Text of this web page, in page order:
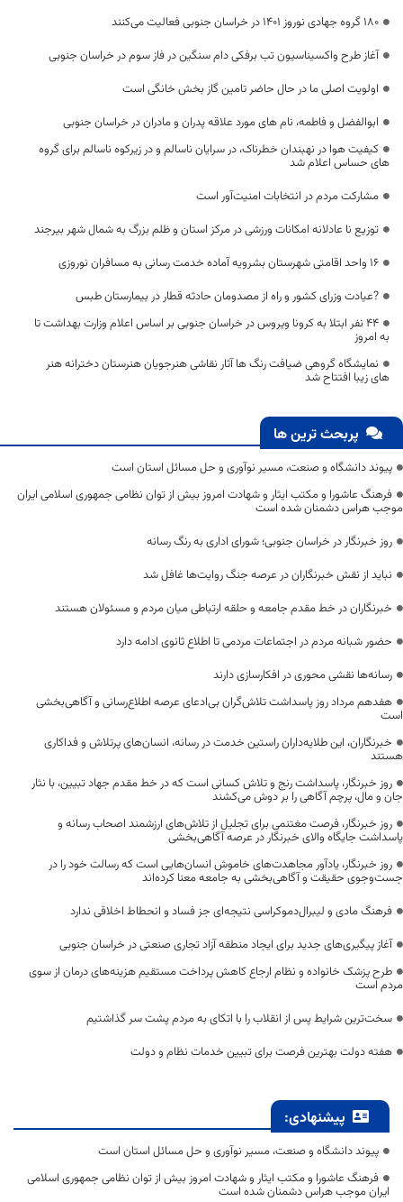
۱۸۰ گروه جهادی نوروز ۱۴۰۱ در خراسان جنوبی فعالیت می‌کنند
آغاز طرح واکسیناسیون تب برفکی دام سنگین در فاز سوم در خراسان جنوبی
اولویت اصلی ما در حال حاضر تامین گاز بخش خانگی است‌
ابوالفضل و فاطمه، نام های مورد علاقه پدران و مادران در خراسان جنوبی
کیفیت هوا در نهبندان خطرناک، در سرایان ناسالم و در زیرکوه ناسالم برای گروه
های حساس اعلام شد
مشارکت مردم در انتخابات امنیت‌آور است
توزیع نا عادلانه امکانات ورزشی در مرکز استان و ظلم بزرگ به شمال شهر بیرجند
16 واحد اقامتی شهرستان بشرویه آماده خدمت رسانی به مسافران نوروزی
?عیادت وزرای کشور و راه از مصدومان حادثه قطار در بیمارستان طبس
44 نفر ابتلا به کرونا ویروس در خراسان جنوبی بر اساس اعلام وزارت بهداشت تا
به امروز
نمایشگاه گروهی ضیافت رنگ ها آثار نقاشی هنرجویان هنرستان دخترانه هنر
های زیبا افتتاح شد
پربحث ترین ها
پیوند دانشگاه و صنعت، مسیر نوآوری و حل مسائل استان است
فرهنگ عاشورا و مکتب ایثار و شهادت امروز بیش از توان نظامی جمهوری اسلامی ایران
موجب هراس دشمنان شده است
روز خبرنگار در خراسان جنوبی؛ شورای اداری به رنگ رسانه
نباید از نقش خبرنگاران در عرصه جنگ روایت‌ها غافل شد
خبرنگاران در خط مقدم جامعه و حلقه ارتباطی میان مردم و مسئولان هستند
حضور شبانه مردم در اجتماعات مردمی تا اطلاع ثانوی ادامه دارد
رسانه‌ها نقشی محوری در افکارسازی دارند
هفدهم مرداد روز پاسداشت تلاش‌گران بی‌ادعای عرصه اطلاع‌رسانی و آگاهی‌بخشی
است
خبرنگاران، این طلایه‌داران راستین خدمت در رسانه، انسان‌های پرتلاش و فداکاری
هستند
روز خبرنگار، پاسداشت رنج و تلاش کسانی است که در خط مقدم جهاد تبیین، با نثار
جان و مال، پرچم آگاهی را بر دوش می‌کشند
روز خبرنگار، فرصت مغتنمی برای تجلیل از تلاش‌های ارزشمند اصحاب رسانه و
پاسداشت جایگاه والای خبرنگار در عرصه آگاهی‌بخشی
روز خبرنگار، یادآور مجاهدت‌های خاموش انسان‌هایی است که رسالت خود را در
جست‌وجوی حقیقت و آگاهی‌بخشی به جامعه معنا کرده‌اند
فرهنگ مادی و لیبرال‌دموکراسی نتیجه‌ای جز فساد و انحطاط اخلاقی ندارد
آغاز پیگیری‌های جدید برای ایجاد منطقه آزاد تجاری صنعتی در خراسان جنوبی
طرح پزشک خانواده و نظام ارجاع کاهش پرداخت مستقیم هزینه‌های درمان از سوی
مردم است
سخت‌ترین شرایط پس از انقلاب را با اتکای به مردم پشت سر گذاشتیم
هفته دولت بهترین فرصت برای تبیین خدمات نظام و دولت
پیشنهادی:
پیوند دانشگاه و صنعت، مسیر نوآوری و حل مسائل استان است
فرهنگ عاشورا و مکتب ایثار و شهادت امروز بیش از توان نظامی جمهوری اسلامی
ایران موجب هراس دشمنان شده است